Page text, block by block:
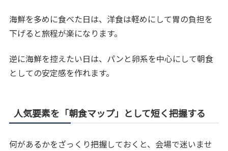
海鮮を多めに食べた日は、洋食は軽めにして胃の負担を
下げると旅程が楽になります。
逆に海鮮を控えたい日は、パンと卵系を中心にして朝食
としての安定感を作れます。
人気要素を「朝食マップ」として短く把握する
何があるかをざっくり把握しておくと、会場で迷いませ